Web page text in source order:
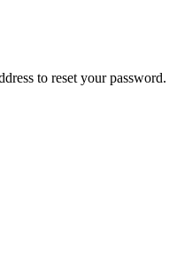
to reset your password.